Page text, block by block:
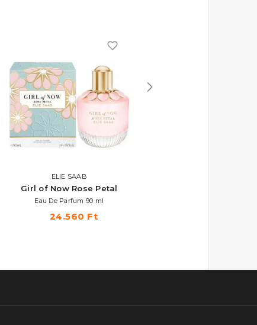
ELIE SAAB
Girl of Now Rose Petal
Eau De Parfum 90 ml
24.560 Ft